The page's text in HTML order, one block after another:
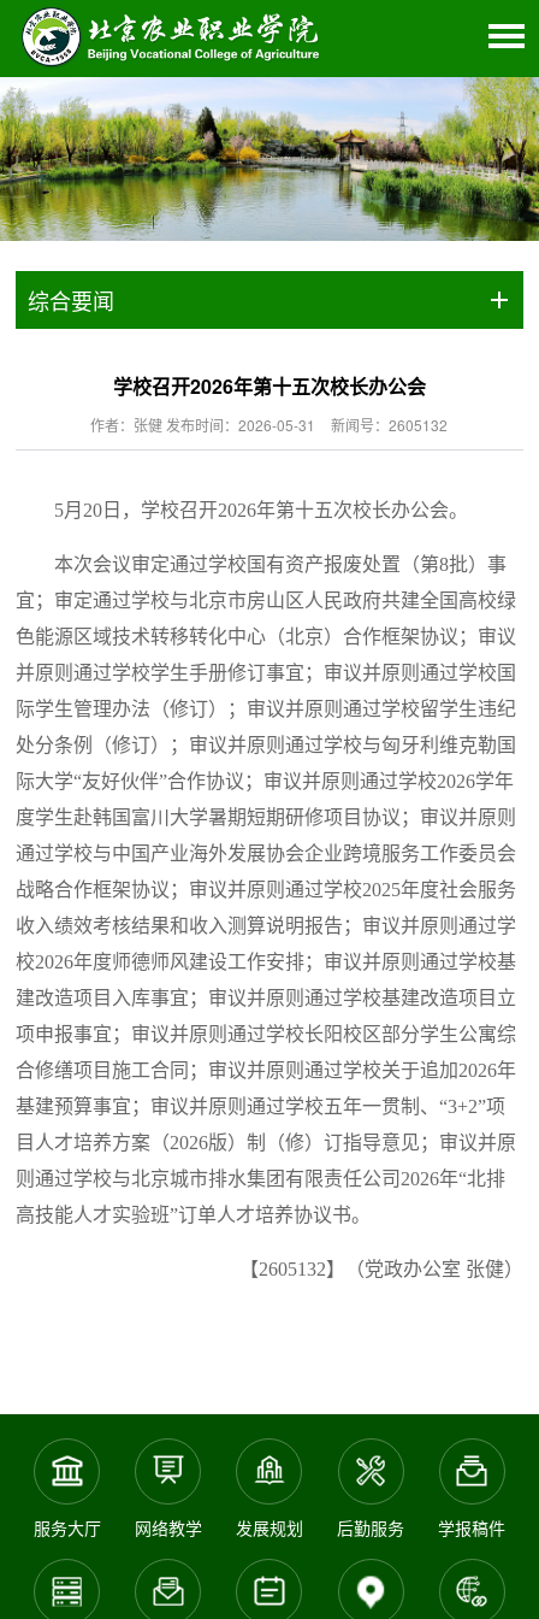
综合要闻
学校召开2026年第十五次校长办公会
作者：张健 发布时间：2026-05-31 新闻号：2605132
5月20日，学校召开2026年第十五次校长办公会。
本次会议审定通过学校国有资产报废处置（第8批）事
宜；审定通过学校与北京市房山区人民政府共建全国高校绿
色能源区域技术转移转化中心（北京）合作框架协议；审议
并原则通过学校学生手册修订事宜；审议并原则通过学校国
际学生管理办法（修订）；审议并原则通过学校留学生违纪
处分条例（修订）；审议并原则通过学校与匈牙利维克勒国
际大学“友好伙伴”合作协议；审议并原则通过学校2026学年
度学生赴韩国富川大学暑期短期研修项目协议；审议并原则
通过学校与中国产业海外发展协会企业跨境服务工作委员会
战略合作框架协议；审议并原则通过学校2025年度社会服务
收入绩效考核结果和收入测算说明报告；审议并原则通过学
校2026年度师德师风建设工作安排；审议并原则通过学校基
建改造项目入库事宜；审议并原则通过学校基建改造项目立
项申报事宜；审议并原则通过学校长阳校区部分学生公寓综
合修缮项目施工合同；审议并原则通过学校关于追加2026年
基建预算事宜；审议并原则通过学校五年一贯制、“3+2”项
目人才培养方案（2026版）制（修）订指导意见；审议并原
则通过学校与北京城市排水集团有限责任公司2026年“北排
高技能人才实验班”订单人才培养协议书。
【2605132】（党政办公室 张健）
服务大厅 网络教学 发展规划 后勤服务 学报稿件